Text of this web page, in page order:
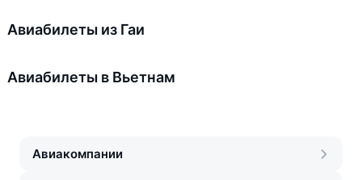
Авиабилеты из Гаи
Авиабилеты в Вьетнам
Авиакомпании